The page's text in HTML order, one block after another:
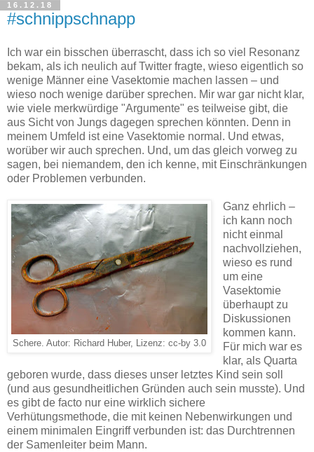
16.12.18
#schnippschnapp
Ich war ein bisschen überrascht, dass ich so viel Resonanz
bekam, als ich neulich auf Twitter fragte, wieso eigentlich so
wenige Männer eine Vasektomie machen lassen – und
wieso noch wenige darüber sprechen. Mir war gar nicht klar,
wie viele merkwürdige "Argumente" es teilweise gibt, die
aus Sicht von Jungs dagegen sprechen könnten. Denn in
meinem Umfeld ist eine Vasektomie normal. Und etwas,
worüber wir auch sprechen. Und, um das gleich vorweg zu
sagen, bei niemandem, den ich kenne, mit Einschränkungen
oder Problemen verbunden.
Schere. Autor: Richard Huber, Lizenz: cc-by 3.0
Ganz ehrlich –
ich kann noch
nicht einmal
nachvollziehen,
wieso es rund
um eine
Vasektomie
überhaupt zu
Diskussionen
kommen kann.
Für mich war es
klar, als Quarta
geboren wurde, dass dieses unser letztes Kind sein soll
(und aus gesundheitlichen Gründen auch sein musste). Und
es gibt de facto nur eine wirklich sichere
Verhütungsmethode, die mit keinen Nebenwirkungen und
einem minimalen Eingriff verbunden ist: das Durchtrennen
der Samenleiter beim Mann.